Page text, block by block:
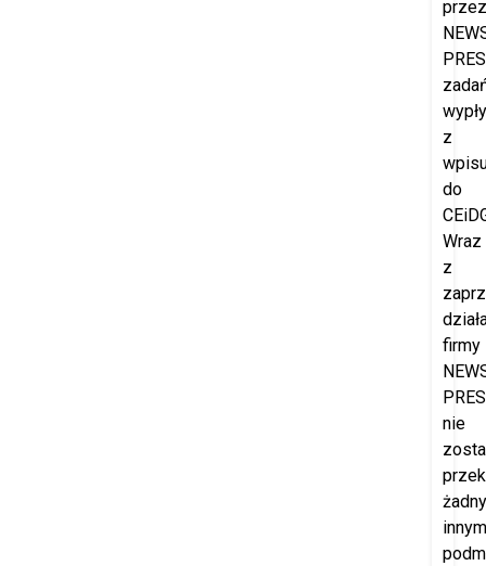
przez
z
do
Wraz
z
firmy
nie
innym